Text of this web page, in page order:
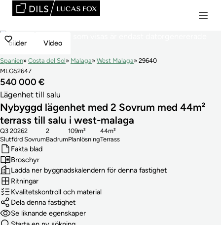
bilder Vídeo
Spanien Costa del Sol Malaga West Malaga
29640
MLG52647
540 000 €
Lägenhet till salu
Nybyggd lägenhet med 2 Sovrum med 44m²
terrass till salu i west-malaga
Slutförd
Q3 2026
Sovrum
2
Badrum
2
Planlösning
109m²
Terrass
44m²
Fakta blad
Broschyr
Ladda ner byggnadskalendern för denna fastighet
Ritningar
Kvalitetskontroll och material
Dela denna fastighet
Se liknande egenskaper